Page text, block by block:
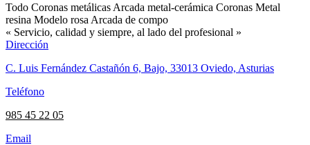
Todo Coronas metálicas Arcada metal-cerámica Coronas Metal
resina Modelo rosa Arcada de compo
« Servicio, calidad y siempre, al lado del profesional »
Dirección
C. Luis Fernández Castañón 6, Bajo, 33013 Oviedo, Asturias
Teléfono
985 45 22 05
Email